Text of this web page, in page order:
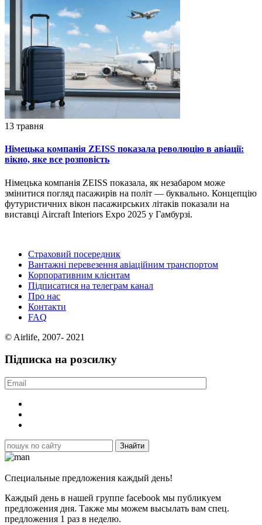
13 травня
Німецька компанія ZEISS показала революцію в авіації:
вікно, яке все розповість
Німецька компанія ZEISS показала, як незабаром може
змінитися погляд пасажирів на політ — буквально. Концепцію
футуристичних вікон пасажирських літаків показали на
виставці Aircraft Interiors Expo 2025 у Гамбурзі.
Страховий посередник
Вантажні перевезення авіаційним транспортом
Корпоративним клієнтам
Підписатися на телеграм канал
Про нас
Контакти
FAQ
© Airlife, 2007- 2021
Підписка на розсилку
Специальные предложения каждый день!
Каждый день в нашей группе facebook мы публикуем
предложения дня. Также мы можем высылать вам спец.
предложения 1 раз в неделю.